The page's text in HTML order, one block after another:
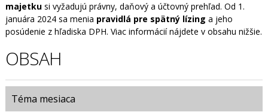
majetkusi vyžadujú právny, daňový a účtovný prehľad. Od 1.
januára 2024 sa menia pravidlá pre spätný lízing a jeho
posúdenie z hľadiska DPH. Viac informácií nájdete v obsahu nižšie.
OBSAH
Téma mesiaca